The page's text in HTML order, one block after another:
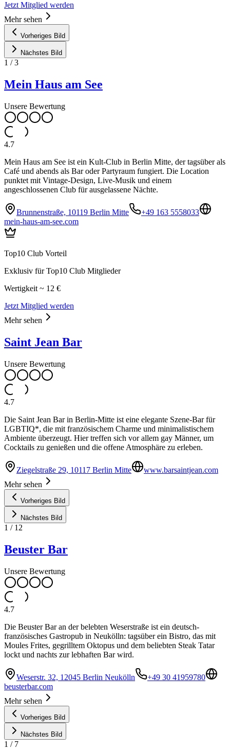
Jetzt Mitglied werden
Mehr sehen
Vorheriges Bild
Nächstes Bild
1 /3
Mein Haus am See
Unsere Bewertung
4.7
Mein Haus am See ist ein Kult-Club in Berlin Mitte, der tagsüber als
Café und abends als Bar oder Partyraum fungiert. Die Location
punktet mit Vintage-Design, Live-Musik und einem
angeschlossenen Club für ausgelassene Nächte.
Brunnenstraße, 10119 Berlin Mitte
+49 163 5558033
mein-haus-am-see.com
Top10 Club Vorteil
Exklusiv für Top10 Club Mitglieder
Wertigkeit ~ 12 €
Jetzt Mitglied werden
Mehr sehen
Saint Jean Bar
Unsere Bewertung
4.7
Die Saint Jean Bar in Berlin-Mitte ist eine elegante Szene-Bar für
LGBTIQ*, die mit französischem Charme und minimalistischem
Ambiente überzeugt. Hier treffen sich vor allem gay Männer, um
Cocktails zu genießen und die offene Atmosphäre zu erleben.
Ziegelstraße 29, 10117 Berlin Mitte
www.barsaintjean.com
Mehr sehen
Vorheriges Bild
Nächstes Bild
1 / 12
Beuster Bar
Unsere Bewertung
4.7
Die Beuster Bar an der belebten Weserstraße ist ein deutsch-
französisches Gastropub in Neukölln: tagsüber ein Bistro, das mit
Moules Frites, gegrilltem Oktopus und dem beliebten Steak Tatar
lockt und nachts zur lebhaften Bar wird.
Weserstr. 32, 12045 Berlin Neukölln
+49 30 41959780
beusterbar.com
Mehr sehen
Vorheriges Bild
Nächstes Bild
1 / 7